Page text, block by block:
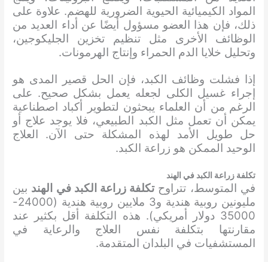
المواد الكيميائية الحيوية الضرورية للهضم. علاوة على
ذلك، فإن هذا العضو مسؤول أيضًا عن أداء العديد من
الوظائف الأخرى مثل تنظيم تخزين الجليكوجين،
وتحليل خلايا الدم الحمراء وإنتاج الهرمونات.
إذا فشلت وظائف الكبد، فإن الحل قصير المدى هو
إجراء غسيل الكلى لجعله يعمل بشكل صحيح. على
الرغم من أن العلماء يبحثون لتطوير أكباد اصطناعية
يمكن أن تعمل مثل الكبد الطبيعي، فلا يوجد علاج أو
حل طويل الأمد لهذه المشكلة حتى الآن. العلاج
الوحيد الممكن هو زراعة الكبد.
تكلفة زراعة الكبد في الهند
في المتوسط، تتراوحتكلفة زراعة الكبد في الهند بين
مليونين روبية هندية و3 ملايين روبية هندية (24000-
35000 دولار أمريكي). هذه التكلفة أقل بكثير عند
مقارنتها بتكلفة نفس العلاج والرعاية في
المستشفيات في البلدان المتقدمة.